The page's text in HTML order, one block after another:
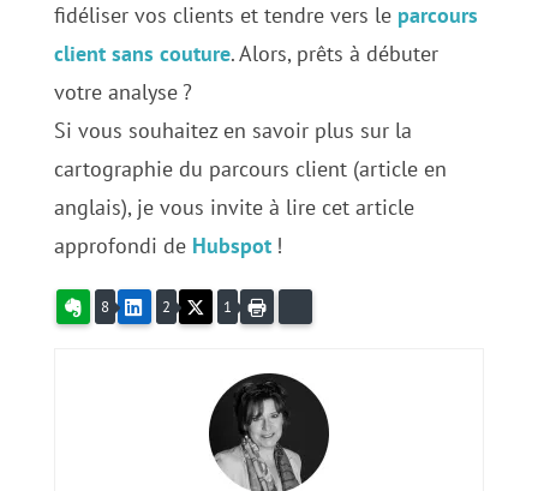
fidéliser vos clients et tendre vers le parcours
client sans couture. Alors, prêts à débuter
votre analyse ?
Si vous souhaitez en savoir plus sur la
cartographie du parcours client (article en
anglais), je vous invite à lire cet article
approfondi de Hubspot !
Evernote
8 LinkedIn
2 1